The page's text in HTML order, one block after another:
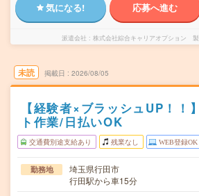
気になる! 応募へ進む
派遣会社 株式会社綜合キャリアオプション 製
未読 掲載日 2026/08/05
【経験者×ブラッシュUP！！
ト作業/日払いOK
交通費別途支給あり 残業なし WEB登録OK
勤務地
埼玉県行田市
行田駅から車15分